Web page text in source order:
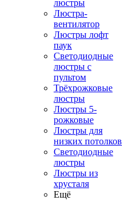
люстры
Люстра-
вентилятор
Люстры лофт
паук
Светодиодные
люстры с
пультом
Трёхрожковые
люстры
Люстры 5-
рожковые
Люстры для
низких потолков
Cветодиодные
люстры
Люстры из
хрусталя
Ещё